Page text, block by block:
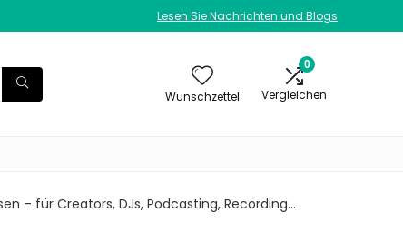
Lesen Sie Nachrichten und Blogs
Wunschzettel
0
Vergleichen
– für Creators, DJs, Podcasting, Recording…